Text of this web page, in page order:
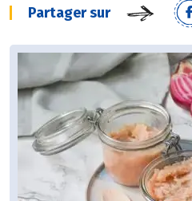
Partager sur